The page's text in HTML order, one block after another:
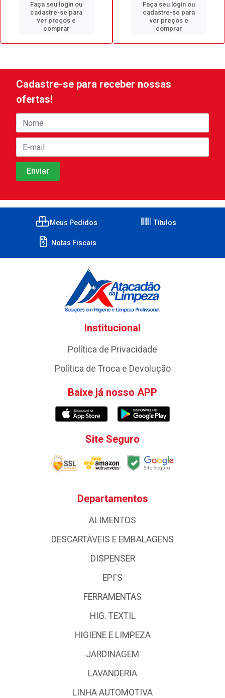
Faça seu login ou
cadastre-se para
ver preços e
comprar
Faça seu login ou
cadastre-se para
ver preços e
comprar
Cadastre-se para receber nossas
ofertas!
Meus Pedidos Títulos
Notas Fiscais
Institucional
Política de Privacidade
Política de Troca e Devolução
Baixe já nosso APP
Site Seguro
Departamentos
ALIMENTOS
DESCARTÁVEIS E EMBALAGENS
DISPENSER
EPI'S
FERRAMENTAS
HIG. TEXTIL
HIGIENE E LIMPEZA
JARDINAGEM
LAVANDERIA
LINHA AUTOMOTIVA